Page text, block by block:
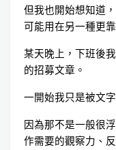
但我也開始想知道
可能用在另一種更
某天晚上，下班後
的招募文章。
一開始我只是被文字
因為那不是一般很
作需要的觀察力、